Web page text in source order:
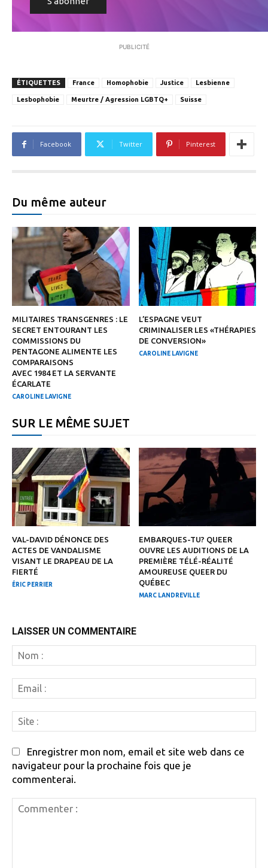
PUBLICITÉ
ÉTIQUETTES France Homophobie Justice Lesbienne
Lesbophobie Meurtre / Agression LGBTQ+ Suisse
Facebook Twitter Pinterest
Du même auteur
MILITAIRES TRANSGENRES : LE
SECRET ENTOURANT LES
COMMISSIONS DU
PENTAGONE ALIMENTE LES
COMPARAISONS
AVEC 1984 ET LA SERVANTE
ÉCARLATE
CAROLINE LAVIGNE
L’ESPAGNE VEUT
CRIMINALISER LES «THÉRAPIES
DE CONVERSION»
CAROLINE LAVIGNE
SUR LE MÊME SUJET
VAL-DAVID DÉNONCE DES
ACTES DE VANDALISME
VISANT LE DRAPEAU DE LA
FIERTÉ
ÉRIC PERRIER
EMBARQUES-TU? QUEER
OUVRE LES AUDITIONS DE LA
PREMIÈRE TÉLÉ-RÉALITÉ
AMOUREUSE QUEER DU
QUÉBEC
MARC LANDREVILLE
LAISSER UN COMMENTAIRE
:
:
:
Enregistrer mon nom, email et site web dans ce
navigateur pour la prochaine fois que je
commenterai.